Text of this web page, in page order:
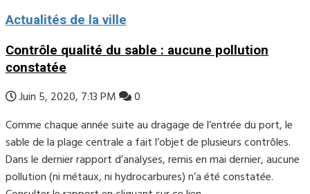
Actualités de la ville
Contrôle qualité du sable : aucune pollution
constatée
Juin 5, 2020, 7:13 PM
0
Comme chaque année suite au dragage de l’entrée du port, le
sable de la plage centrale a fait l’objet de plusieurs contrôles.
Dans le dernier rapport d’analyses, remis en mai dernier, aucune
pollution (ni métaux, ni hydrocarbures) n’a été constatée.